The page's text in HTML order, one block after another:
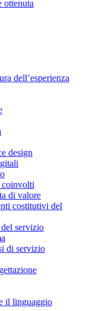
ottenuta
dell’esperienza
design
coinvolti
di valore
costitutivi del
servizio
di servizio
il linguaggio